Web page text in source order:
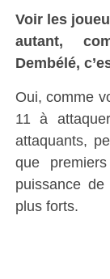
Voir les
autant,
Dembélé,
Oui, comme
11 à
attaquants,
que
puissance
plus forts.